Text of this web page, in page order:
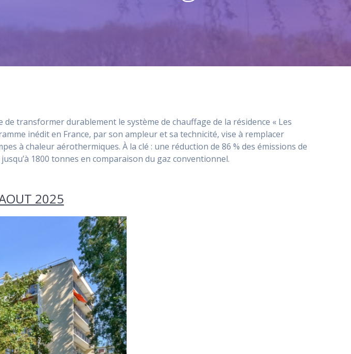
transformer durablement le système de chauffage de la résidence « Les
inédit en France, par son ampleur et sa technicité, vise à remplacer
à chaleur aérothermiques. À la clé : une réduction de 86 % des émissions de
1800 tonnes en comparaison du gaz conventionnel.
2025